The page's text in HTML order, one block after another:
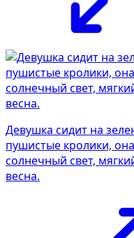
Девушка сидит на
пушистые кролики,
солнечный свет,
весна.